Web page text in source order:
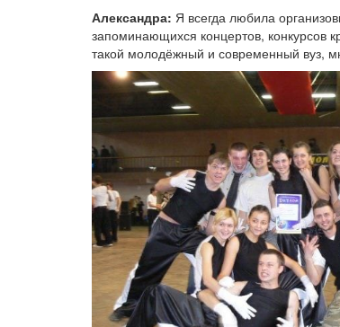
Александра: Я всегда любила
запоминающихся концертов, конкурсов
такой молодёжный и современный вуз,